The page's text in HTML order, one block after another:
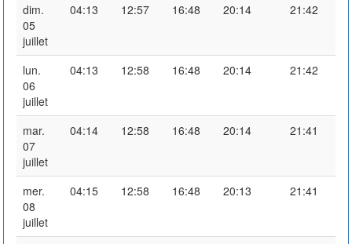
dim.
05
juillet
04:13 12:57 16:48 20:14 21:42
lun.
06
juillet
04:13 12:58 16:48 20:14 21:42
mar.
07
juillet
04:14 12:58 16:48 20:14 21:41
mer.
08
juillet
04:15 12:58 16:48 20:13 21:41